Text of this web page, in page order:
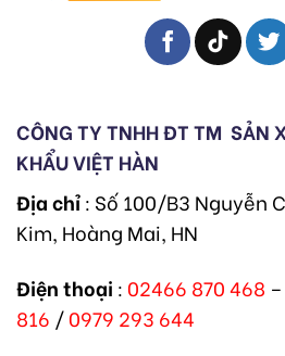
CÔNG TY TNHH ĐT TM SẢN
KHẨU VIỆT HÀN
Địa chỉ: Số 100/B3 Nguyễn
Kim, Hoàng Mai, HN
Điện thoại : 02466 870 468
816 /0979 293 644